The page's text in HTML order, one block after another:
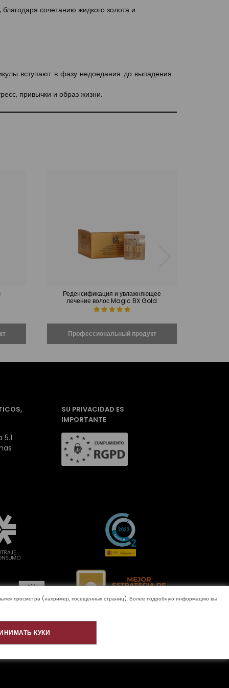
просмотра (например, посещенных страниц). Более подробную информацию вы
КУКИ
сочетанию жидкого золота и
вступают в фазу недоедания до выпадения
привычки и образ жизни.
Реденсификация и увлажняющее
лечение волос Magic BX Gold
SU PRIVACIDAD ES
IMPORTANTE
Качество и окружающая среда